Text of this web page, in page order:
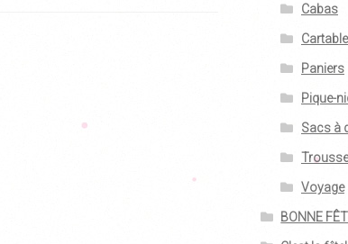
Cabas
Paniers
Pique-
Sacs à
Voyage
BONNE